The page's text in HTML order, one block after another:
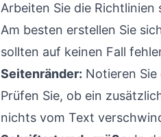
Arbeiten Sie die
Am besten erstellen Sie
sollten auf keinen Fall
Seitenränder: Notieren
Prüfen Sie, ob ein
nichts vom Text